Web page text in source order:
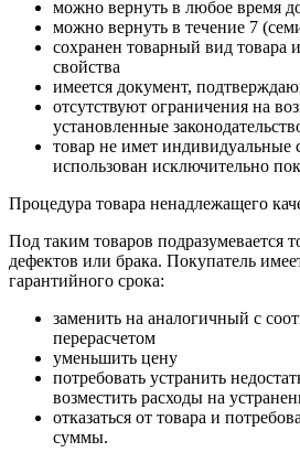
можно вернуть в любое время
можно вернуть в течение 7
сохранен товарный вид товара
свойства
имеется документ,
отсутствуют ограничения на
установленные
товар не имет индивидуальные
использован исключительно
Процедура товара ненадлежащего
Под таким товаров подразумевается
дефектов или брака. Покупатель
гарантийного срока:
заменить на аналогичный с
перерасчетом
уменьшить цену
потребовать устранить
возместить расходы на
отказаться от товара и
суммы.